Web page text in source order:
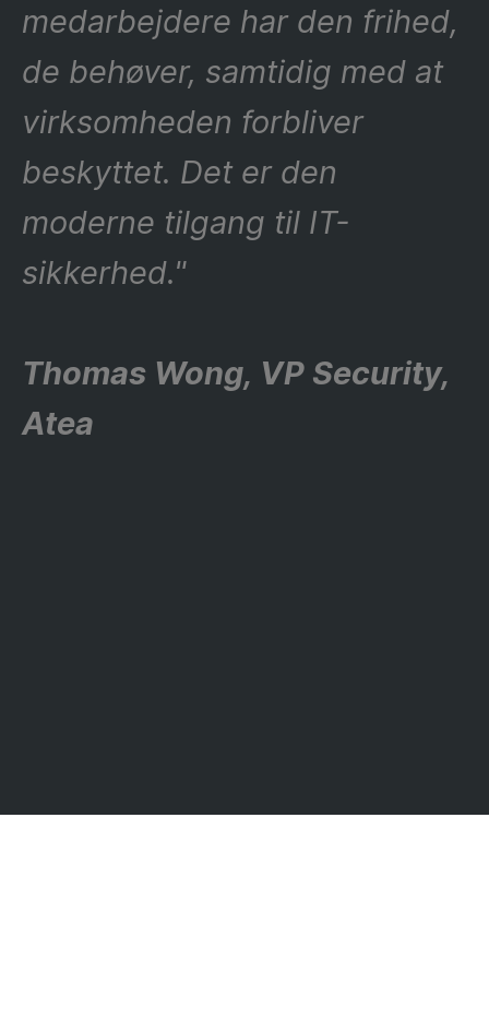
medarbejdere har den frihed,
de behøver, samtidig med at
virksomheden forbliver
beskyttet. Det er den
moderne tilgang til IT-
sikkerhed."
Thomas Wong, VP Security,
Atea